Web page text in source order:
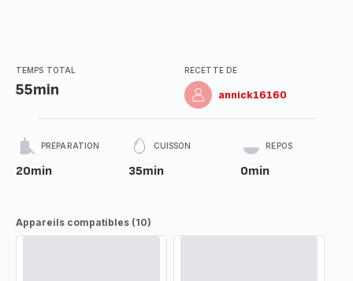
TEMPS TOTAL
55min
RECETTE DE
annick16160
PRÉPARATION
20min
CUISSON
35min
REPOS
0min
Appareils compatibles (10)